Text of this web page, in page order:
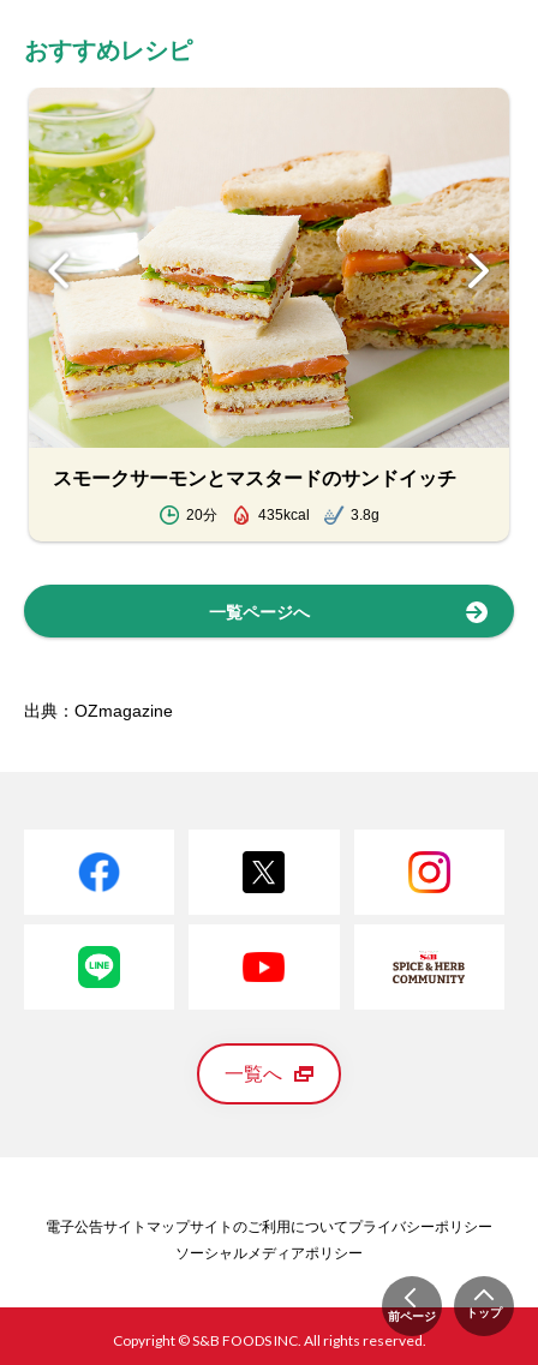
おすすめレシピ
スモークサーモンとマスタードのサンドイッチ
20分 435kcal 3.8g
一覧ページへ
出典：OZmagazine
前ページ トップ
一覧へ
電子公告サイトマップサイトのご利用についてプライバシーポリシー
ソーシャルメディアポリシー
Copyright © S&B FOODS INC. All rights reserved.